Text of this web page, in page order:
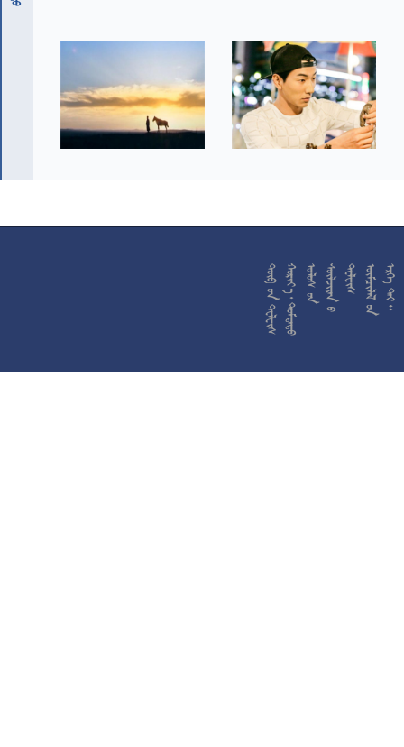










































































































